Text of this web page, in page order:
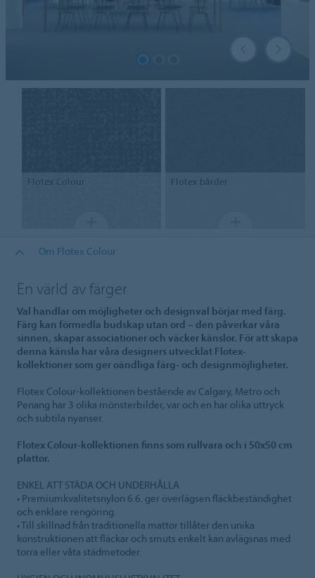
Flotex Colour Flotex bårder
Om Flotex Colour
En värld av färger
Val handlar om möjligheter och designval börjar med färg.
Färg kan förmedla budskap utan ord – den påverkar våra
sinnen, skapar associationer och väcker känslor. För att skapa
denna känsla har våra designers utvecklat Flotex-
kollektioner som ger oändliga färg- och designmöjligheter.
Flotex Colour-kollektionen bestående av Calgary, Metro och
Penang har 3 olika mönsterbilder, var och en har olika uttryck
och subtila nyanser.
Flotex Colour-kollektionen finns som rullvara och i 50x50 cm
plattor.
ENKEL ATT STÄDA OCH UNDERHÅLLA
• Premiumkvalitetsnylon 6.6. ger överlägsen fläckbeständighet
och enklare rengöring.
• Till skillnad från traditionella mattor tillåter den unika
konstruktionen att fläckar och smuts enkelt kan avlägsnas med
torra eller våta städmetoder.